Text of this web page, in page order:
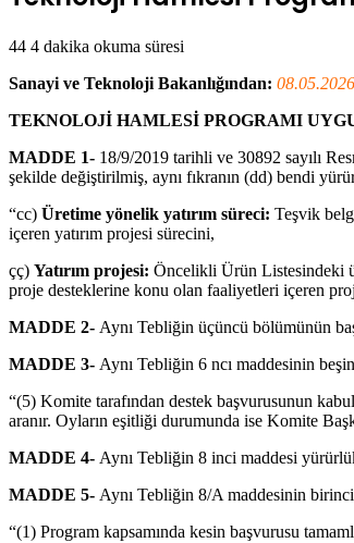
44 4 dakika okuma süresi
Sanayi ve Teknoloji Bakanlığından:
TEKNOLOJİ HAMLESİ PROGRAMI
MADDE 1- 18/9/2019 tarihli ve 30892 sayılı
şekilde değiştirilmiş, aynı fıkranın (dd) bendi
“cc) Üretime yönelik yatırım süreci: Teşvik
içeren yatırım projesi sürecini,
çç) Yatırım projesi: Öncelikli Ürün Listesindeki
proje desteklerine konu olan faaliyetleri içeren
MADDE 2- Aynı Tebliğin üçüncü bölümünün
MADDE 3- Aynı Tebliğin 6 ncı maddesinin
“(5) Komite tarafından destek başvurusunun
aranır. Oyların eşitliği durumunda ise Komite
MADDE 4- Aynı Tebliğin 8 inci maddesi
MADDE 5- Aynı Tebliğin 8/A maddesinin
“(1) Program kapsamında kesin başvurusu